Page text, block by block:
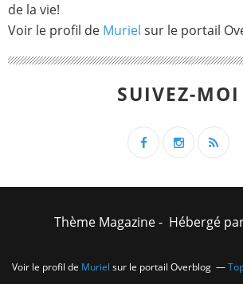
de la vie!
Voir le profil de Muriel sur le portail
SUIVEZ-MOI
Thème Magazine - Hébergé
Voir le profil de Muriel sur le portail Overblog